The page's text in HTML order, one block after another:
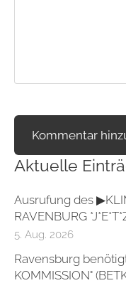
Aktuelle
Ausrufung des
RAVENBURG
5. Aug. 2026
Ravensburg
KOMMISSION"